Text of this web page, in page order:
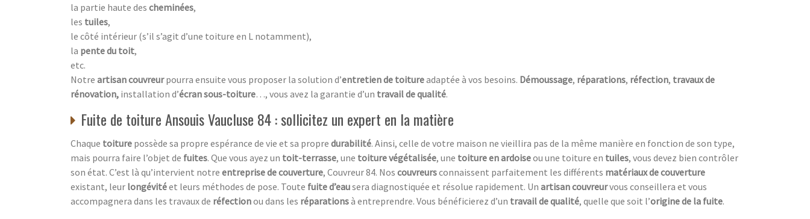
la partie haute des cheminées,
les tuiles,
le côté intérieur (s’il s’agit d’une toiture en L notamment),
la pente du toit,
etc.
Notre artisan couvreurpourra ensuite vous proposer la solution d’entretien de toitureadaptée à vos besoins. Démoussage, réparations, réfection, travaux de
rénovation, installation d’écran sous-toiture…, vous avez la garantie d’un travail de qualité.
Fuite de toiture Ansouis Vaucluse 84 : sollicitez un expert en la matière
Chaque toiture possède sa propre espérance de vie et sa propre durabilité. Ainsi, celle de votre maison ne vieillira pas de la même manière en fonction de son type,
mais pourra faire l’objet de fuites. Que vous ayez un toit-terrasse, une toiture végétalisée, une toiture en ardoiseou une toiture en tuiles, vous devez bien contrôler
son état. C’est là qu’intervient notre entreprise de couverture, Couvreur 84. Nos couvreursconnaissent parfaitement les différents matériaux de couverture
existant, leur longévitéet leurs méthodes de pose. Toute fuite d’eausera diagnostiquée et résolue rapidement. Un artisan couvreurvous conseillera et vous
accompagnera dans les travaux de réfectionou dans les réparationsà entreprendre. Vous bénéficierez d’un travail de qualité, quelle que soit l’origine de la fuite.